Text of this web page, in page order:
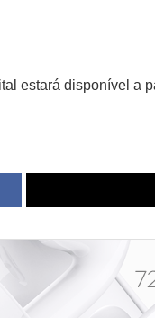
estará disponível a